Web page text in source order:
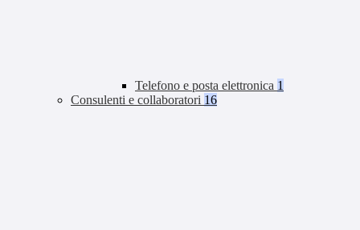
Telefono e posta elettronica 1
Consulenti e collaboratori 16